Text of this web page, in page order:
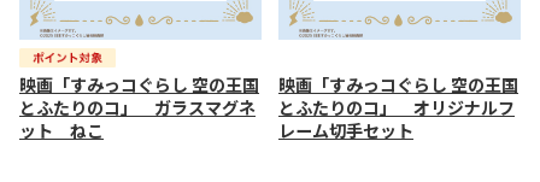
映画「すみっコぐらし 空の王国
とふたりのコ」 ガラスマグネ
ット ねこ
映画「すみっコぐらし 空の王国
とふたりのコ」 オリジナルフ
レーム切手セット